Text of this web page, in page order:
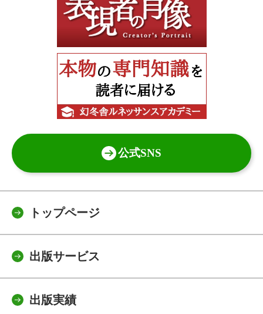
公式SNS
トップページ
出版サービス
出版実績